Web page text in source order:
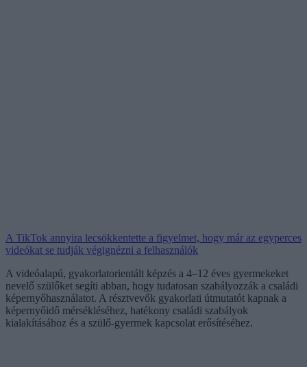
A TikTok annyira lecsökkentette a figyelmet, hogy már az egyperces
videókat se tudják végignézni a felhasználók
A videóalapú, gyakorlatorientált képzés a 4–12 éves gyermekeket
nevelő szülőket segíti abban, hogy tudatosan szabályozzák a családi
képernyőhasználatot. A résztvevők gyakorlati útmutatót kapnak a
képernyőidő mérsékléséhez, hatékony családi szabályok
kialakításához és a szülő-gyermek kapcsolat erősítéséhez.